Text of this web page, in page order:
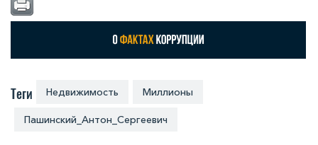
Теги Недвижимость Миллионы
Пашинский_Антон_Сергеевич